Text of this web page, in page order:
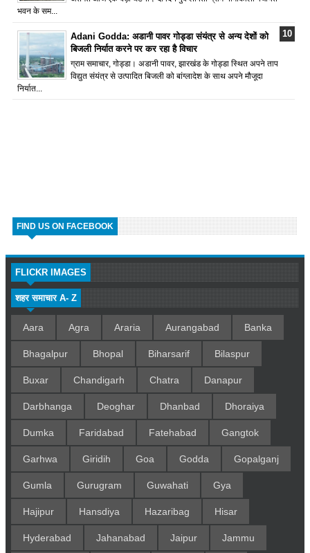
भवन के सम...
Adani Godda: अडानी पावर गोड्डा संयंत्र से अन्य देशों को
बिजली निर्यात करने पर कर रहा है विचार
ग्राम समाचार, गोड्डा। अडानी पावर, झारखंड के गोड्डा स्थित अपने ताप
विद्युत संयंत्र से उत्पादित बिजली को बांग्लादेश के साथ अपने मौजूदा
निर्यात...
FIND US ON FACEBOOK
FLICKR IMAGES
शहर समाचार A- Z
Aara Agra Araria Aurangabad Banka
Bhagalpur Bhopal Biharsarif Bilaspur
Buxar Chandigarh Chatra Danapur
Darbhanga Deoghar Dhanbad Dhoraiya
Dumka Faridabad Fatehabad Gangtok
Garhwa Giridih Goa Godda Gopalganj
Gumla Gurugram Guwahati Gya
Hajipur Hansdiya Hazaribag Hisar
Hyderabad Jahanabad Jaipur Jammu